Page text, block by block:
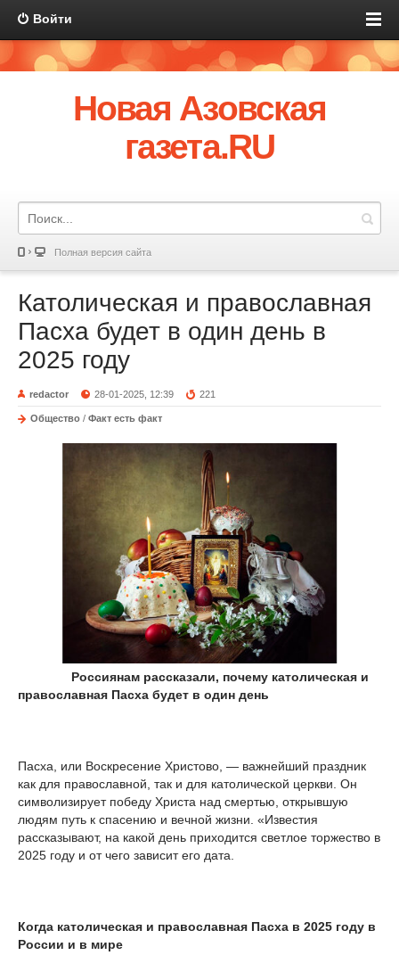
Войти
Новая Азовская
газета.RU
Полная версия сайта
Католическая и православная
Пасха будет в один день в
2025 году
redactor 28-01-2025, 12:39 221
Общество / Факт есть факт
Россиянам рассказали, почему католическая и
православная Пасха будет в один день
Пасха, или Воскресение Христово, — важнейший праздник
как для православной, так и для католической церкви. Он
символизирует победу Христа над смертью, открывшую
людям путь к спасению и вечной жизни. «Известия
рассказывают, на какой день приходится светлое торжество в
2025 году и от чего зависит его дата.
Когда католическая и православная Пасха в 2025 году в
России и в мире